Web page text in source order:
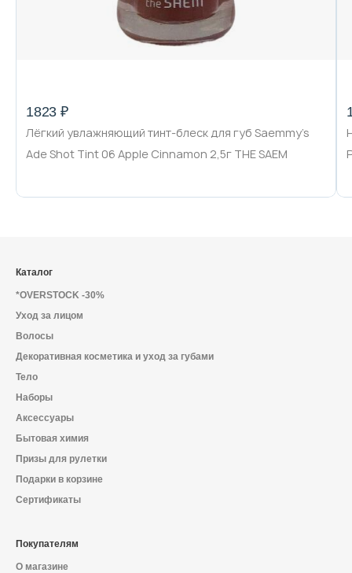
1823 ₽
Лёгкий увлажняющий тинт-блеск для губ Saemmy's
Ade Shot Tint 06 Apple Cinnamon 2,5г THE SAEM
Каталог
*OVERSTOCK -30%
Уход за лицом
Волосы
Декоративная косметика и уход за губами
Тело
Наборы
Аксессуары
Бытовая химия
Призы для рулетки
Подарки в корзине
Сертификаты
Покупателям
О магазине